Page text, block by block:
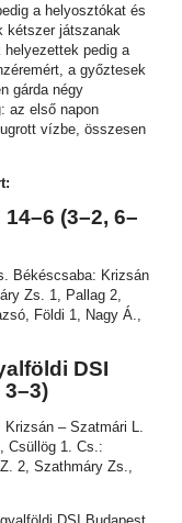
a helyosztókat és
kétszer játszanak
pedig a
a győztesek
gárda négy
az első napon
vízbe, összesen
(3–2, 6–
Békéscsaba: Krizsán
Zs. 1, Pallag 2,
Földi 1, Nagy Á.,
DSI
3–3)
– Szatmári L.
Csüllög 1. Cs.:
2, Szathmáry Zs.,
DSI Budapest